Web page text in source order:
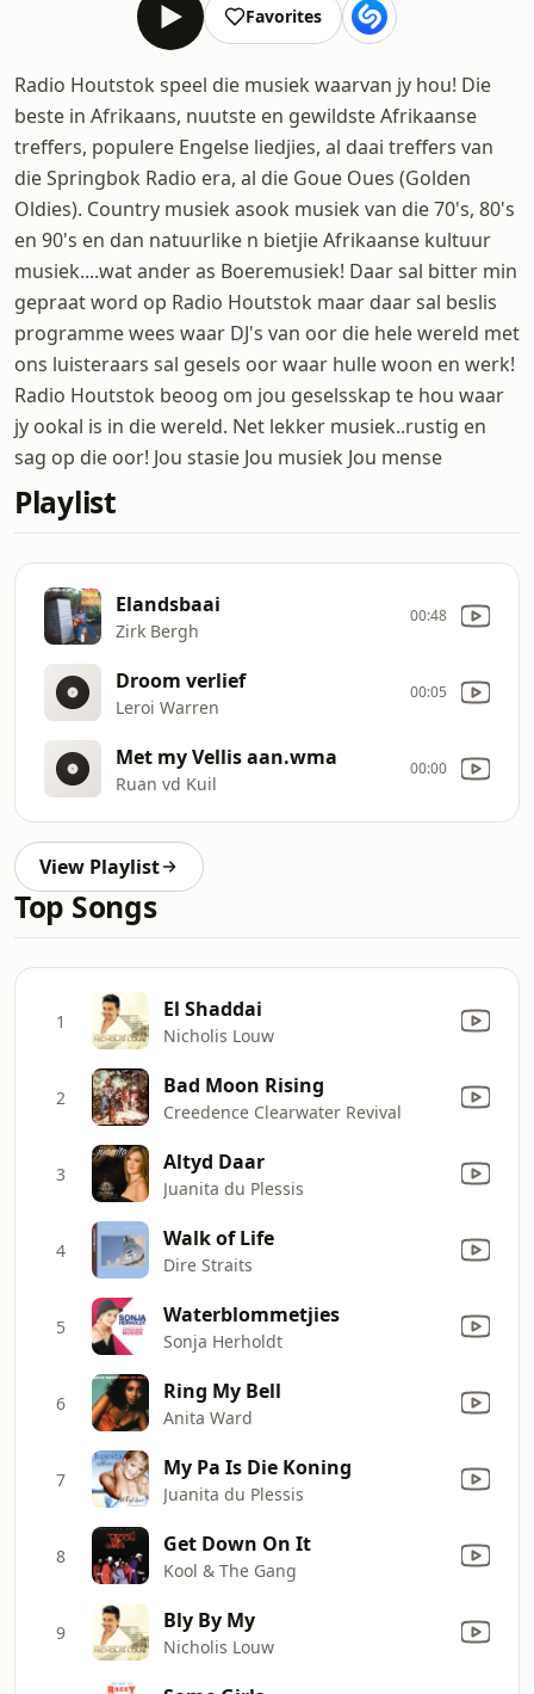
Favorites
Radio Houtstok speel die musiek waarvan jy hou! Die
beste in Afrikaans, nuutste en gewildste Afrikaanse
treffers, populere Engelse liedjies, al daai treffers van
die Springbok Radio era, al die Goue Oues (Golden
Oldies). Country musiek asook musiek van die 70's, 80's
en 90's en dan natuurlike n bietjie Afrikaanse kultuur
musiek....wat ander as Boeremusiek! Daar sal bitter min
gepraat word op Radio Houtstok maar daar sal beslis
programme wees waar DJ's van oor die hele wereld met
ons luisteraars sal gesels oor waar hulle woon en werk!
Radio Houtstok beoog om jou geselsskap te hou waar
jy ookal is in die wereld. Net lekker musiek..rustig en
sag op die oor! Jou stasie Jou musiek Jou mense
Playlist
Elandsbaai
Zirk Bergh
00:48
Droom verlief
Leroi Warren
00:05
Met my Vellis aan.wma
Ruan vd Kuil
00:00
View Playlist
Top Songs
1 El Shaddai
Nicholis Louw
2 Bad Moon Rising
Creedence Clearwater Revival
3 Altyd Daar
Juanita du Plessis
4 Walk of Life
Dire Straits
5 Waterblommetjies
Sonja Herholdt
6 Ring My Bell
Anita Ward
7 My Pa Is Die Koning
Juanita du Plessis
8 Get Down On It
Kool & The Gang
9 Bly By My
Nicholis Louw